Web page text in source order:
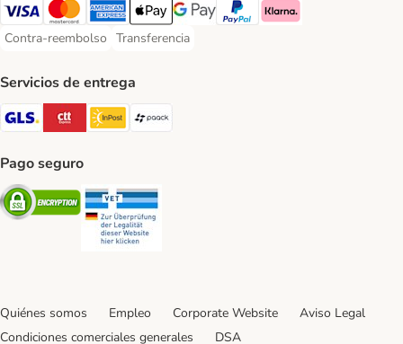
Visa Payment Method
Mastercard Payment Method
American Express Payment Method
Apple Pay Payment Method
Google Pay Payment Method
PayPal Payment Method
Klarna Payment Method
Contra-reembolso
Contra-reembolso Payment Method
Transferencia
Transferencia Payment Method
Servicios de entrega
GLS Shipping Method
CTTExpress Shipping Method
InPost Shipping Method
paack Shipping Method
Pago seguro
Security
Quiénes somos Empleo Corporate Website
Aviso Legal
Condiciones comerciales generales
DSA